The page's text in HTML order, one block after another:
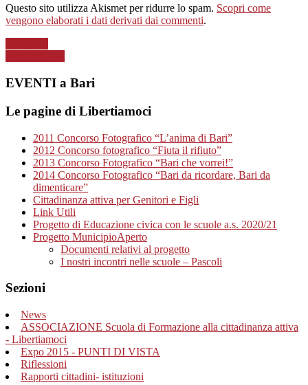
Questo sito utilizza Akismet per ridurre lo spam. Scopri come
vengono elaborati i dati derivati dai commenti.
EVENTI a Bari
Le pagine di Libertiamoci
2011 Concorso Fotografico “L’anima di Bari”
2012 Concorso fotografico “Fiuta il rifiuto”
2013 Concorso Fotografico “Bari che vorrei!”
2014 Concorso Fotografico “Bari da ricordare, Bari da
dimenticare”
Cittadinanza attiva per Genitori e Figli
Link Utili
Progetto di Educazione civica con le scuole a.s. 2020/21
Progetto MunicipioAperto
Documenti relativi al progetto
I nostri incontri nelle scuole – Pascoli
Sezioni
News
ASSOCIAZIONE Scuola di Formazione alla cittadinanza attiva
- Libertiamoci
Expo 2015 - PUNTI DI VISTA
Riflessioni
Rapporti cittadini- istituzioni